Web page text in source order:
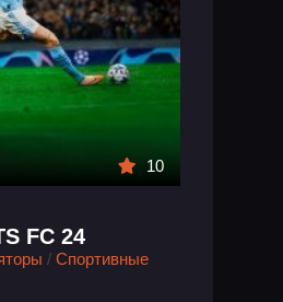
10
FC 24
/ Спортивные